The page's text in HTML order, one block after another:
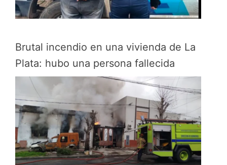
Brutal incendio en una vivienda de La
Plata: hubo una persona fallecida